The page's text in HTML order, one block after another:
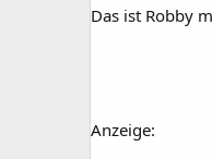
Das ist Robby
Anzeige: